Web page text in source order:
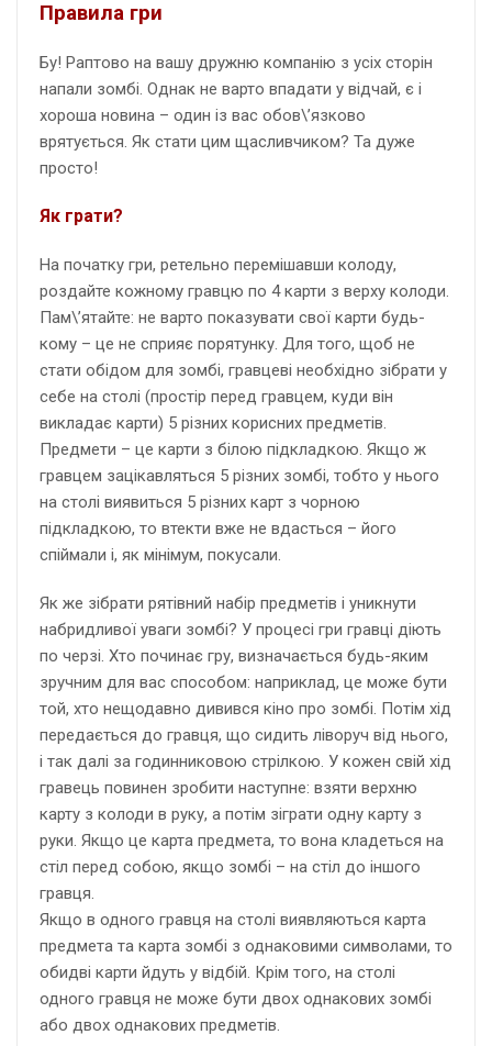
Правила гри
Бу! Раптово на вашу дружню компанію з усіх сторін
напали зомбі. Однак не варто впадати у відчай, є і
хороша новина – один із вас обов\’язково
врятується. Як стати цим щасливчиком? Та дуже
просто!
Як грати?
На початку гри, ретельно перемішавши колоду,
роздайте кожному гравцю по 4 карти з верху колоди.
Пам\’ятайте: не варто показувати свої карти будь-
кому – це не сприяє порятунку. Для того, щоб не
стати обідом для зомбі, гравцеві необхідно зібрати у
себе на столі (простір перед гравцем, куди він
викладає карти) 5 різних корисних предметів.
Предмети – це карти з білою підкладкою. Якщо ж
гравцем зацікавляться 5 різних зомбі, тобто у нього
на столі виявиться 5 різних карт з чорною
підкладкою, то втекти вже не вдасться – його
спіймали і, як мінімум, покусали.
Як же зібрати рятівний набір предметів і уникнути
набридливої уваги зомбі? У процесі гри гравці діють
по черзі. Хто починає гру, визначається будь-яким
зручним для вас способом: наприклад, це може бути
той, хто нещодавно дивився кіно про зомбі. Потім хід
передається до гравця, що сидить ліворуч від нього,
і так далі за годинниковою стрілкою. У кожен свій хід
гравець повинен зробити наступне: взяти верхню
карту з колоди в руку, а потім зіграти одну карту з
руки. Якщо це карта предмета, то вона кладеться на
стіл перед собою, якщо зомбі – на стіл до іншого
гравця.
Якщо в одного гравця на столі виявляються карта
предмета та карта зомбі з однаковими символами, то
обидві карти йдуть у відбій. Крім того, на столі
одного гравця не може бути двох однакових зомбі
або двох однакових предметів.